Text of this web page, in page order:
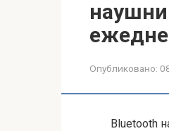
Опубликовано:
Bluetooth